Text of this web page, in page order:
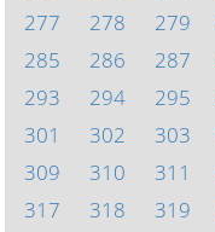
277
278 279
285
286 287
293
294 295
301
302 303
309
310 311
317
318 319